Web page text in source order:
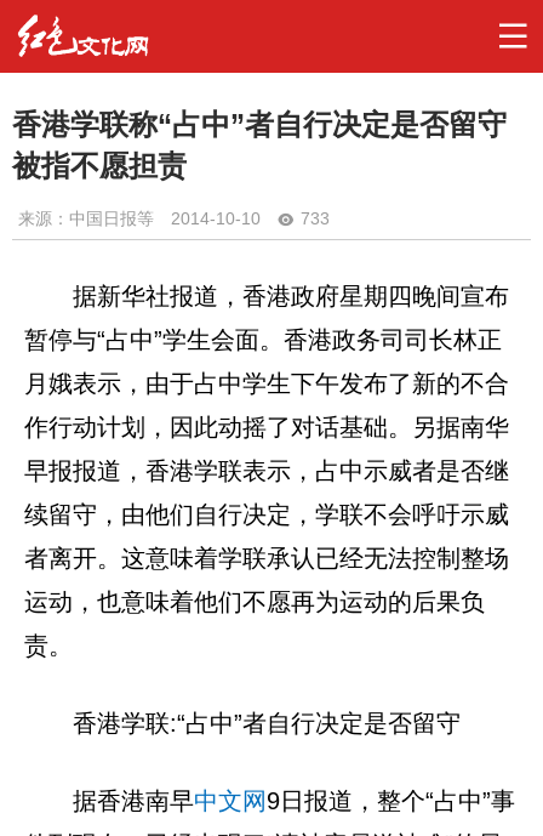
香港学联称“占中”者自行决定是否留守
被指不愿担责
来源：中国日报等 2014-10-10 733
据新华社报道，香港政府星期四晚间宣布
暂停与“占中”学生会面。香港政务司司长林正
月娥表示，由于占中学生下午发布了新的不合
作行动计划，因此动摇了对话基础。另据南华
早报报道，香港学联表示，占中示威者是否继
续留守，由他们自行决定，学联不会呼吁示威
者离开。这意味着学联承认已经无法控制整场
运动，也意味着他们不愿再为运动的后果负
责。
香港学联:“占中”者自行决定是否留守
据香港南早中文网9日报道，整个“占中”事